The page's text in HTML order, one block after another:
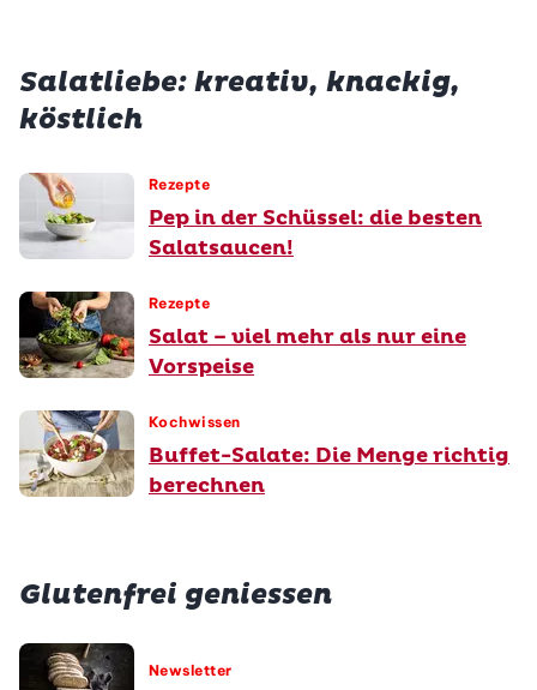
Salatliebe: kreativ, knackig,
köstlich
Rezepte
Pep in der Schüssel: die besten
Salatsaucen!
Rezepte
Salat – viel mehr als nur eine
Vorspeise
Kochwissen
Buffet-Salate: Die Menge richtig
berechnen
Glutenfrei geniessen
Newsletter